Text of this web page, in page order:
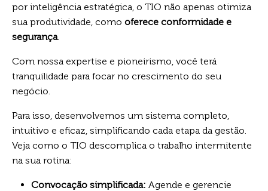
por inteligência estratégica, o TIO não apenas otimiza
sua produtividade, como oferece conformidade e
segurança.
Com nossa expertise e pioneirismo, você terá
tranquilidade para focar no crescimento do seu
negócio.
Para isso, desenvolvemos um sistema completo,
intuitivo e eficaz, simplificando cada etapa da gestão.
Veja como o TIO descomplica o trabalho intermitente
na sua rotina:
Convocação simplificada: Agende e gerencie